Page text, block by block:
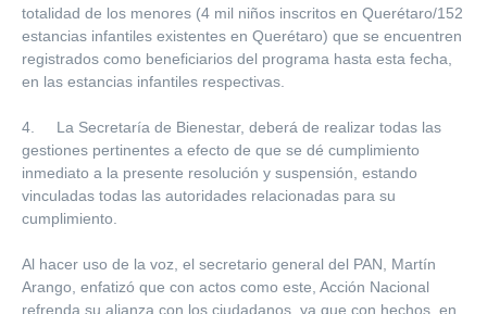
totalidad de los menores (4 mil niños inscritos en Querétaro/152
estancias infantiles existentes en Querétaro) que se encuentren
registrados como beneficiarios del programa hasta esta fecha,
en las estancias infantiles respectivas.
4. La Secretaría de Bienestar, deberá de realizar todas las
gestiones pertinentes a efecto de que se dé cumplimiento
inmediato a la presente resolución y suspensión, estando
vinculadas todas las autoridades relacionadas para su
cumplimiento.
Al hacer uso de la voz, el secretario general del PAN, Martín
Arango, enfatizó que con actos como este, Acción Nacional
refrenda su alianza con los ciudadanos, ya que con hechos, en